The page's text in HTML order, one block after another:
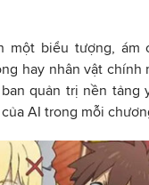
một biểu tượng, ám
hay nhân vật chính
quản trị nền tảng
AI trong mỗi